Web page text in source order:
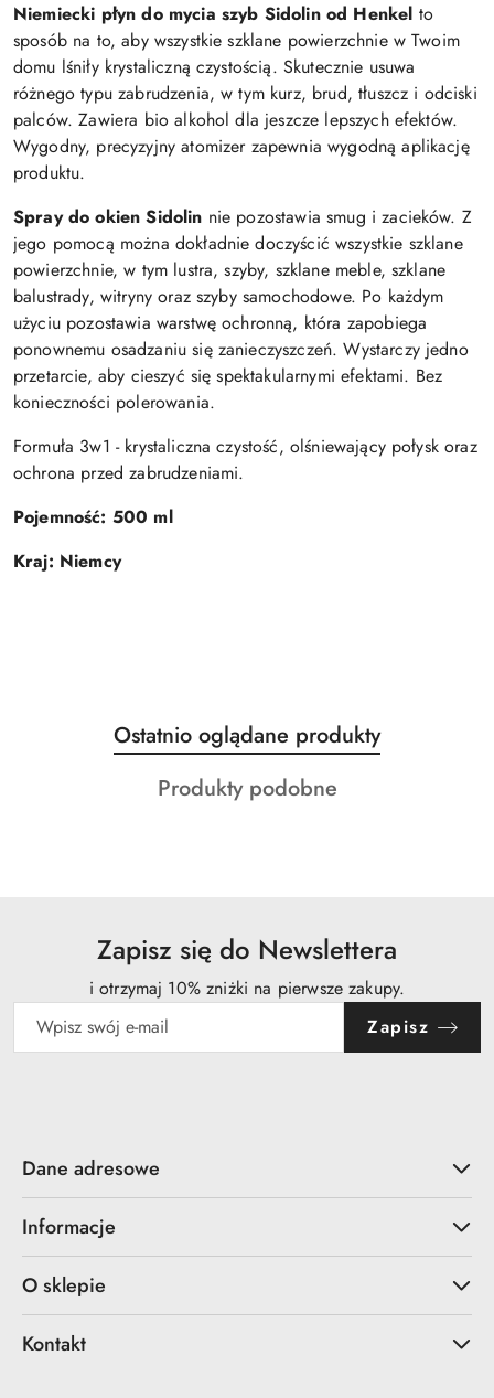
Niemiecki płyn do mycia szyb Sidolin od Henkel to
sposób na to, aby wszystkie szklane powierzchnie w Twoim
domu lśniły krystaliczną czystością. Skutecznie usuwa
różnego typu zabrudzenia, w tym kurz, brud, tłuszcz i odciski
palców. Zawiera bio alkohol dla jeszcze lepszych efektów.
Wygodny, precyzyjny atomizer zapewnia wygodną aplikację
produktu.
Spray do okien Sidolin nie pozostawia smug i zacieków. Z
jego pomocą można dokładnie doczyścić wszystkie szklane
powierzchnie, w tym lustra, szyby, szklane meble, szklane
balustrady, witryny oraz szyby samochodowe. Po każdym
użyciu pozostawia warstwę ochronną, która zapobiega
ponownemu osadzaniu się zanieczyszczeń. Wystarczy jedno
przetarcie, aby cieszyć się spektakularnymi efektami. Bez
konieczności polerowania.
Formuła 3w1 - krystaliczna czystość, olśniewający połysk oraz
ochrona przed zabrudzeniami.
Pojemność: 500 ml
Kraj: Niemcy
Pomiń karuzelę produktów
Produkty
o
statusie:
Ostatnio oglądane produkty
Produkty
Produkty podobne
Zapisz się do Newslettera
i otrzymaj 10% zniżki na pierwsze zakupy.
Zapisz
Dane adresowe
Informacje
O sklepie
Kontakt